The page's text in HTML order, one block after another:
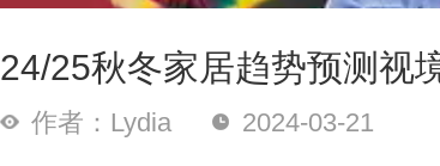
24/25秋冬家居趋势预测视
作者：Lydia 2024-03-21